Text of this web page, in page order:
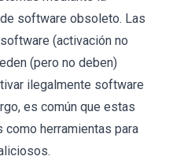
software obsoleto. Las
(activación no
(pero no deben)
ilegalmente software
es común que estas
como herramientas para